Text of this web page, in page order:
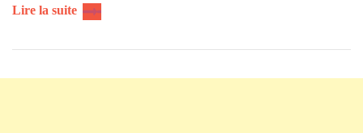
Lire la suite